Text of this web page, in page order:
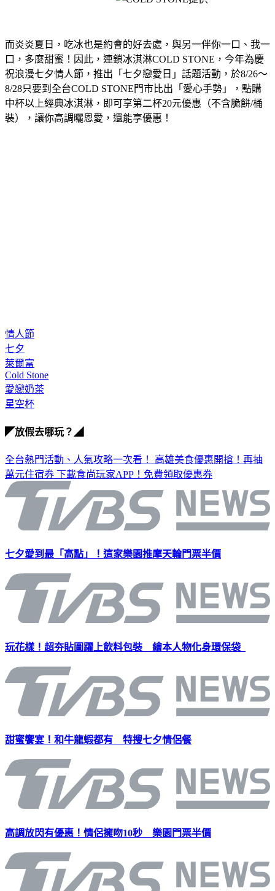
而炎炎夏日，吃冰也是約會的好去處，與另一伴你一口、我一
口，多麼甜蜜！因此，連鎖冰淇淋COLD STONE，今年為慶
祝浪漫七夕情人節，推出「七夕戀愛日」話題活動，於8/26～
8/28只要到全台COLD STONE門市比出「愛心手勢」，點購
中杯以上經典冰淇淋，即可享第二杯20元優惠（不含脆餅/桶
情人節
七夕
萊爾富
Cold Stone
愛戀奶茶
全台熱門活動、人氣攻略一次看！高雄美食優惠開搶！再抽
萬元住宿券下載食尚玩家APP！免費領取優惠券